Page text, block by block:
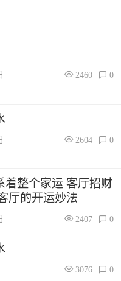
2460 0
2604 0
着整个家运 客厅招财
厅的开运妙法
2407 0
3076 0